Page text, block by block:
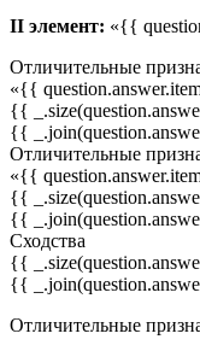
II элемент: «{{
Отличительные
«{{
{{
{{
Отличительные
«{{
{{
{{
Сходства
{{
{{
Отличительные